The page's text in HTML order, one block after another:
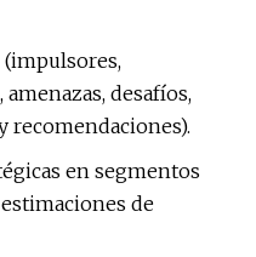
(impulsores,
desafíos,
recomendaciones).
en segmentos
de